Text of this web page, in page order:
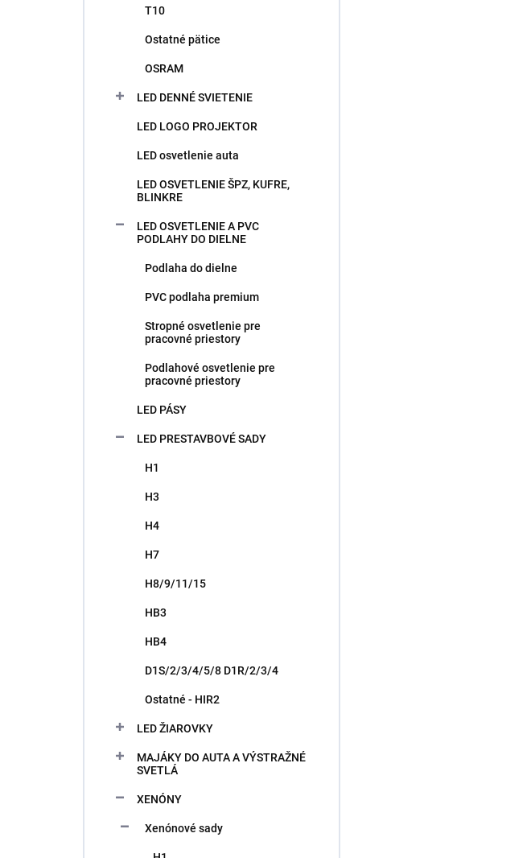
T10
Ostatné pätice
OSRAM
LED DENNÉ SVIETENIE
LED LOGO PROJEKTOR
LED osvetlenie auta
LED OSVETLENIE ŠPZ, KUFRE,
BLINKRE
LED OSVETLENIE A PVC
PODLAHY DO DIELNE
Podlaha do dielne
PVC podlaha premium
Stropné osvetlenie pre
pracovné priestory
Podlahové osvetlenie pre
pracovné priestory
LED PÁSY
LED PRESTAVBOVÉ SADY
H1
H3
H4
H7
H8/9/11/15
HB3
HB4
D1S/2/3/4/5/8 D1R/2/3/4
Ostatné - HIR2
LED ŽIAROVKY
MAJÁKY DO AUTA A VÝSTRAŽNÉ
SVETLÁ
XENÓNY
Xenónové sady